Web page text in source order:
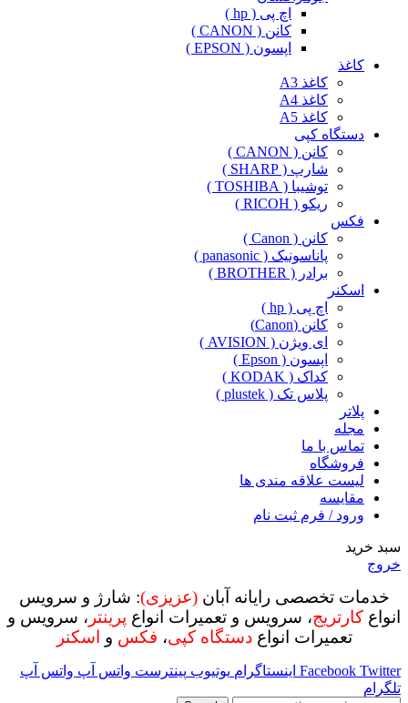
اچ پی ( hp )
کانن ( CANON )
اپسون ( EPSON )
کاغذ
کاغذ A3
کاغذ A4
کاغذ A5
دستگاه کپی
کانن ( CANON )
شارپ ( SHARP )
توشیبا ( TOSHIBA )
ریکو ( RICOH )
فکس
کانن ( Canon )
پاناسونیک ( panasonic )
برادر ( BROTHER )
اسکنر
اچ پی ( hp )
کانن (Canon)
ای ویژن ( AVISION )
اپسون ( Epson )
کداک ( KODAK )
پلاس تک ( plustek )
پلاتر
مجله
تماس با ما
فروشگاه
لیست علاقه مندی ها
مقایسه
ورود / فرم ثبت نام
سبد خرید
خروج
خدمات تخصصی رایانه آبان (عزیزی): شارژ و سرویس
انواع کارتریج، سرویس و تعمیرات انواع پرینتر ، سرویس و
تعمیرات انواعدستگاه کپی، فکس و اسکنر
Facebook Twitter اینستاگرام یوتیوب پینترست واتس آپ واتس آپ
تلگرام